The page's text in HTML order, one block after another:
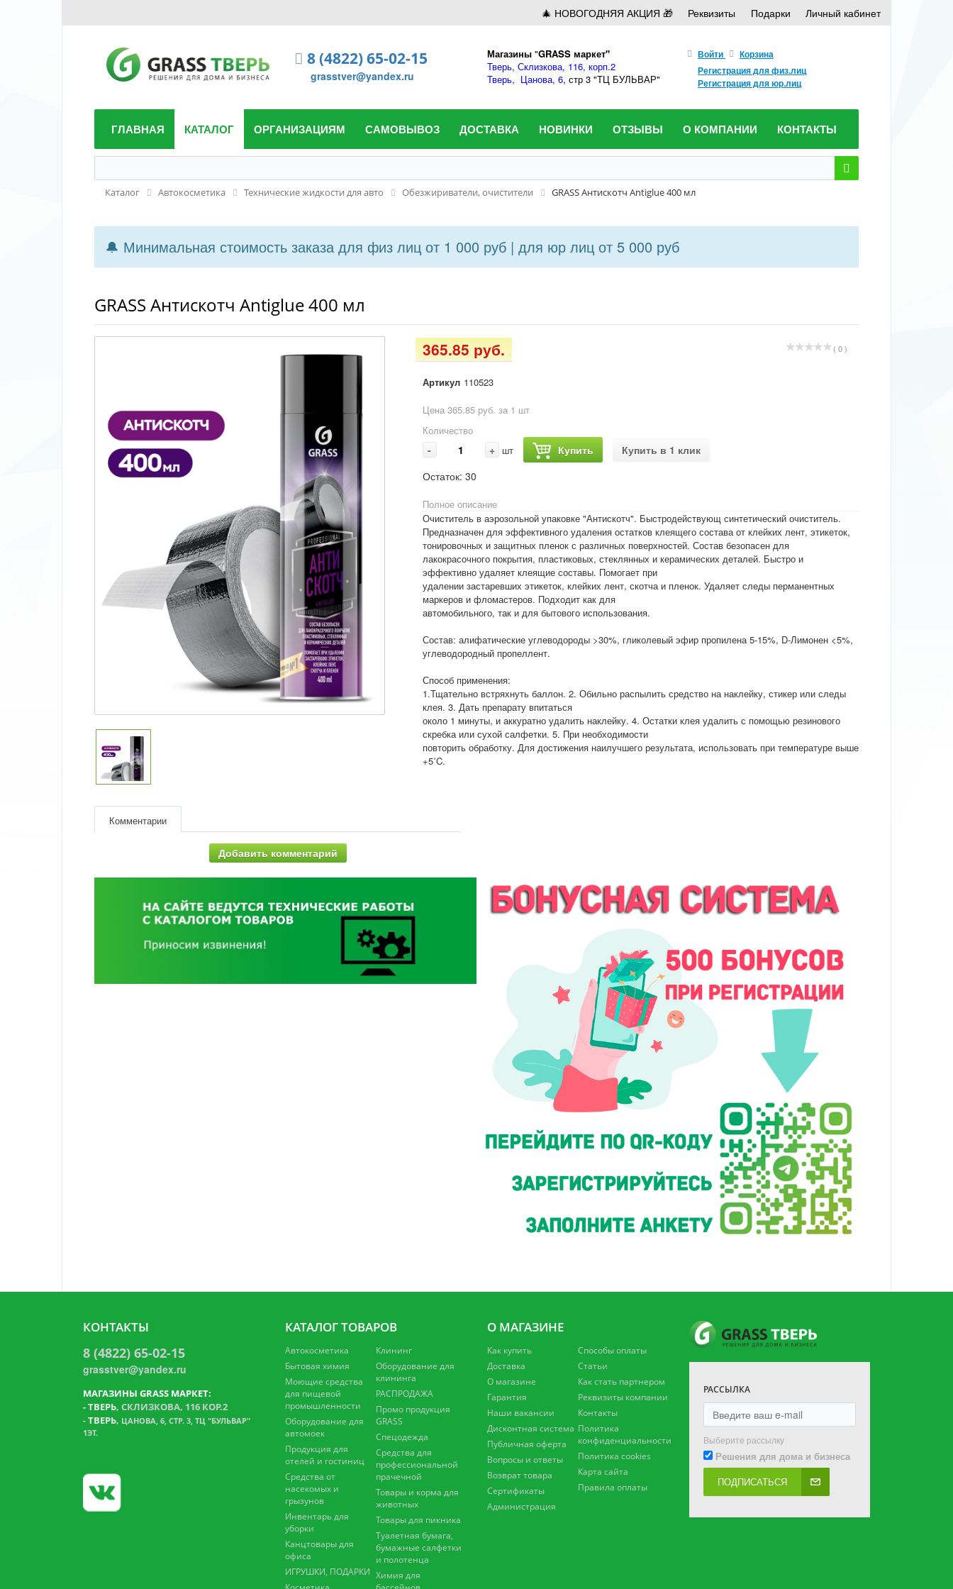
🎄 НОВОГОДНЯЯ АКЦИЯ 🎁 Реквизиты Подарки Личный кабинет
8 (4822) 65-02-15
grasstver@yandex.ru
Магазины "GRASS маркет"
Тверь, Склизкова, 116, корп.2
Тверь, Цанова, 6, стр 3 "ТЦ БУЛЬВАР"
Войти
Корзина
Регистрация для физ.лиц
Регистрация для юр.лиц
ГЛАВНАЯ КАТАЛОГ ОРГАНИЗАЦИЯМ САМОВЫВОЗ ДОСТАВКА НОВИНКИ ОТЗЫВЫ О КОМПАНИИ КОНТАКТЫ
Каталог Автокосметика Технические жидкости для авто Обезжириватели, очистители GRASS Антискотч Antiglue 400 мл
🔔 Минимальная стоимость заказа для физ лиц от 1 000 руб | для юр лиц от 5 000 руб
GRASS Антискотч Antiglue 400 мл
( 0 )
365.85 руб.
Артикул 110523
Цена 365.85 руб. за 1 шт
Количество
- + шт Купить
Купить в 1 клик
Остаток: 30
Полное описание
Очиститель в аэрозольной упаковке "Антискотч". Быстродействующ синтетический очиститель.
Предназначен для эффективного удаления остатков клеящего состава от клейких лент, этикеток,
тонировочных и защитных пленок с различных поверхностей. Состав безопасен для
лакокрасочного покрытия, пластиковых, стеклянных и керамических деталей. Быстро и
эффективно удаляет клеящие составы. Помогает при
удалении застаревших этикеток, клейких лент, скотча и пленок. Удаляет следы перманентных
маркеров и фломастеров. Подходит как для
автомобильного, так и для бытового использования.
Состав: алифатические углеводороды >30%, гликолевый эфир пропилена 5-15%, D-Лимонен <5%,
углеводородный пропеллент.
Способ применения:
1.Тщательно встряхнуть баллон. 2. Обильно распылить средство на наклейку, стикер или следы
клея. 3. Дать препарату впитаться
около 1 минуты, и аккуратно удалить наклейку. 4. Остатки клея удалить с помощью резинового
скребка или сухой салфетки. 5. При необходимости
повторить обработку. Для достижения наилучшего результата, использовать при температуре выше
+5˚C.
Комментарии
Добавить комментарий
КОНТАКТЫ
8 (4822) 65-02-15
grasstver@yandex.ru
МАГАЗИНЫ GRASS МАРКЕТ:
-ТВЕРЬ, СКЛИЗКОВА, 116 КОР.2
- ТВЕРЬ, ЦАНОВА, 6, СТР. 3, ТЦ "БУЛЬВАР"
1ЭТ.
КАТАЛОГ ТОВАРОВ
Автокосметика
Бытовая химия
Моющие средства
для пищевой
промышленности
Оборудование для
автомоек
Продукция для
отелей и гостиниц
Средства от
насекомых и
грызунов
Инвентарь для
уборки
Канцтовары для
офиса
ИГРУШКИ, ПОДАРКИ
Клининг
Оборудование для
клининга
РАСПРОДАЖА
Промо продукция
GRASS
Спецодежда
Средства для
профессиональной
прачечной
Товары и корма для
животных
Товары для пикника
Туалетная бумага,
бумажные салфетки
и полотенца
Химия для
О МАГАЗИНЕ
Как купить
Доставка
О магазине
Гарантия
Наши вакансии
Дисконтная система
Публичная оферта
Вопросы и ответы
Возврат товара
Сертификаты
Администрация
Способы оплаты
Статьи
Как стать партнером
Реквизиты компании
Контакты
Политика
конфиденциальности
Политика cookies
Карта сайта
Правила оплаты
РАССЫЛКА
Выберите рассылку
Решения для дома и бизнеса
ПОДПИСАТЬСЯ